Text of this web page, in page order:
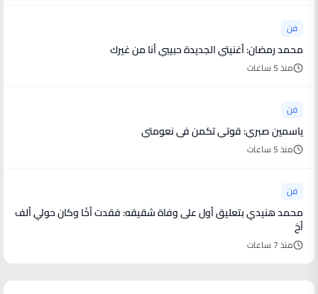
فن
محمد رمضان: أغنيتي الجديدة حبيبي أنا من غيرك
منذ 5 ساعات
فن
ياسمين صبري: قوتي تكمن في نعومتي
منذ 5 ساعات
فن
محمد هنيدي بتعليق أول على وفاة شقيقه: فقدت أخًا وكان حولي ألف
أخ
منذ 7 ساعات